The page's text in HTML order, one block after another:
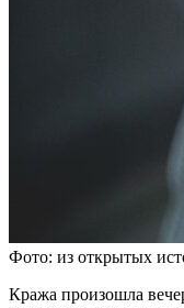
Фото: из открытых
Кража произошла